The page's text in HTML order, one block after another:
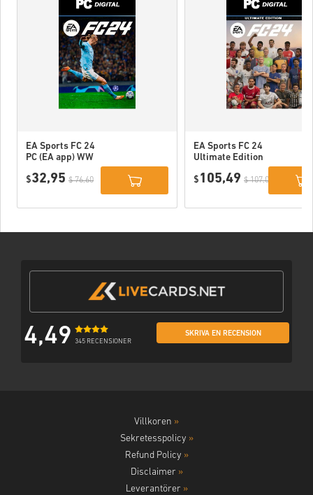
EA Sports FC 24
PC (EA app) WW
$32,95 $ 76,60
EA Sports FC 24
Ultimate Edition
$ 105,49 $ 107,00
4,49 345 RECENSIONER
SKRIVA EN RECENSION
Villkoren »
Sekretesspolicy »
Refund Policy »
Disclaimer »
Leverantörer »